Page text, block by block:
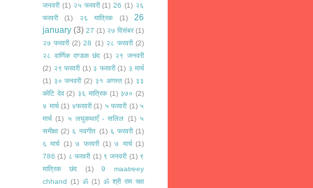
जनवरी (1) २५ फरवरी (1) 26 (1) २६
फरवरी
(1) २६ मात्रिक (1)
26
january (3) 27 (1) २७ दिसंबर (1)
२७ फरवरी (2) 28 (1) २८ फरवरी (2)
२८ वार्णिक दण्डक छंद (1) २९ जनवरी
(2) २९ फरवरी (1) ३ फरवरी (1) ३ मार्च
(1) ३० जनवरी (2) ३१ अगस्त (1) ३३
कोटि देव (2) ३६ मात्रिक (1) ३७० (2)
४ मार्च (1) ४फरवरी (1) ५ फरवरी (1) ५
मार्च (1) ५ लघुकथाएँ - सलिल (1) ५
समीक्षा (2) ६ नवगीत (1) ६ फरवरी (1)
६ मार्च (1) ७ फरवरी (1) ७ मार्च (1)
786 (1) ८ फरवरी (1) ९ जनवरी (1) ९
मात्रिक छंद
(1)
9 maatreey
chhand (1) ॐ (1) ॐ श्री राम रक्षा